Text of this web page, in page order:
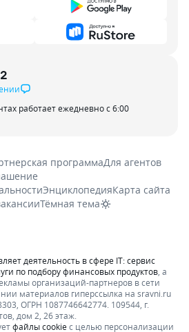
работает ежедневно с 6:00
программаДля агентов
ЭнциклопедияКарта сайта
Тёмная тема
деятельность в сфере IT: сервис
по подбору финансовых продуктов , а
организаций-партнеров в сети
материалов гиперссылка на sravni.ru
ОГРН 1087746642774. 109544, г.
дом 2, 26 этаж.
файлы cookieс целью персонализации